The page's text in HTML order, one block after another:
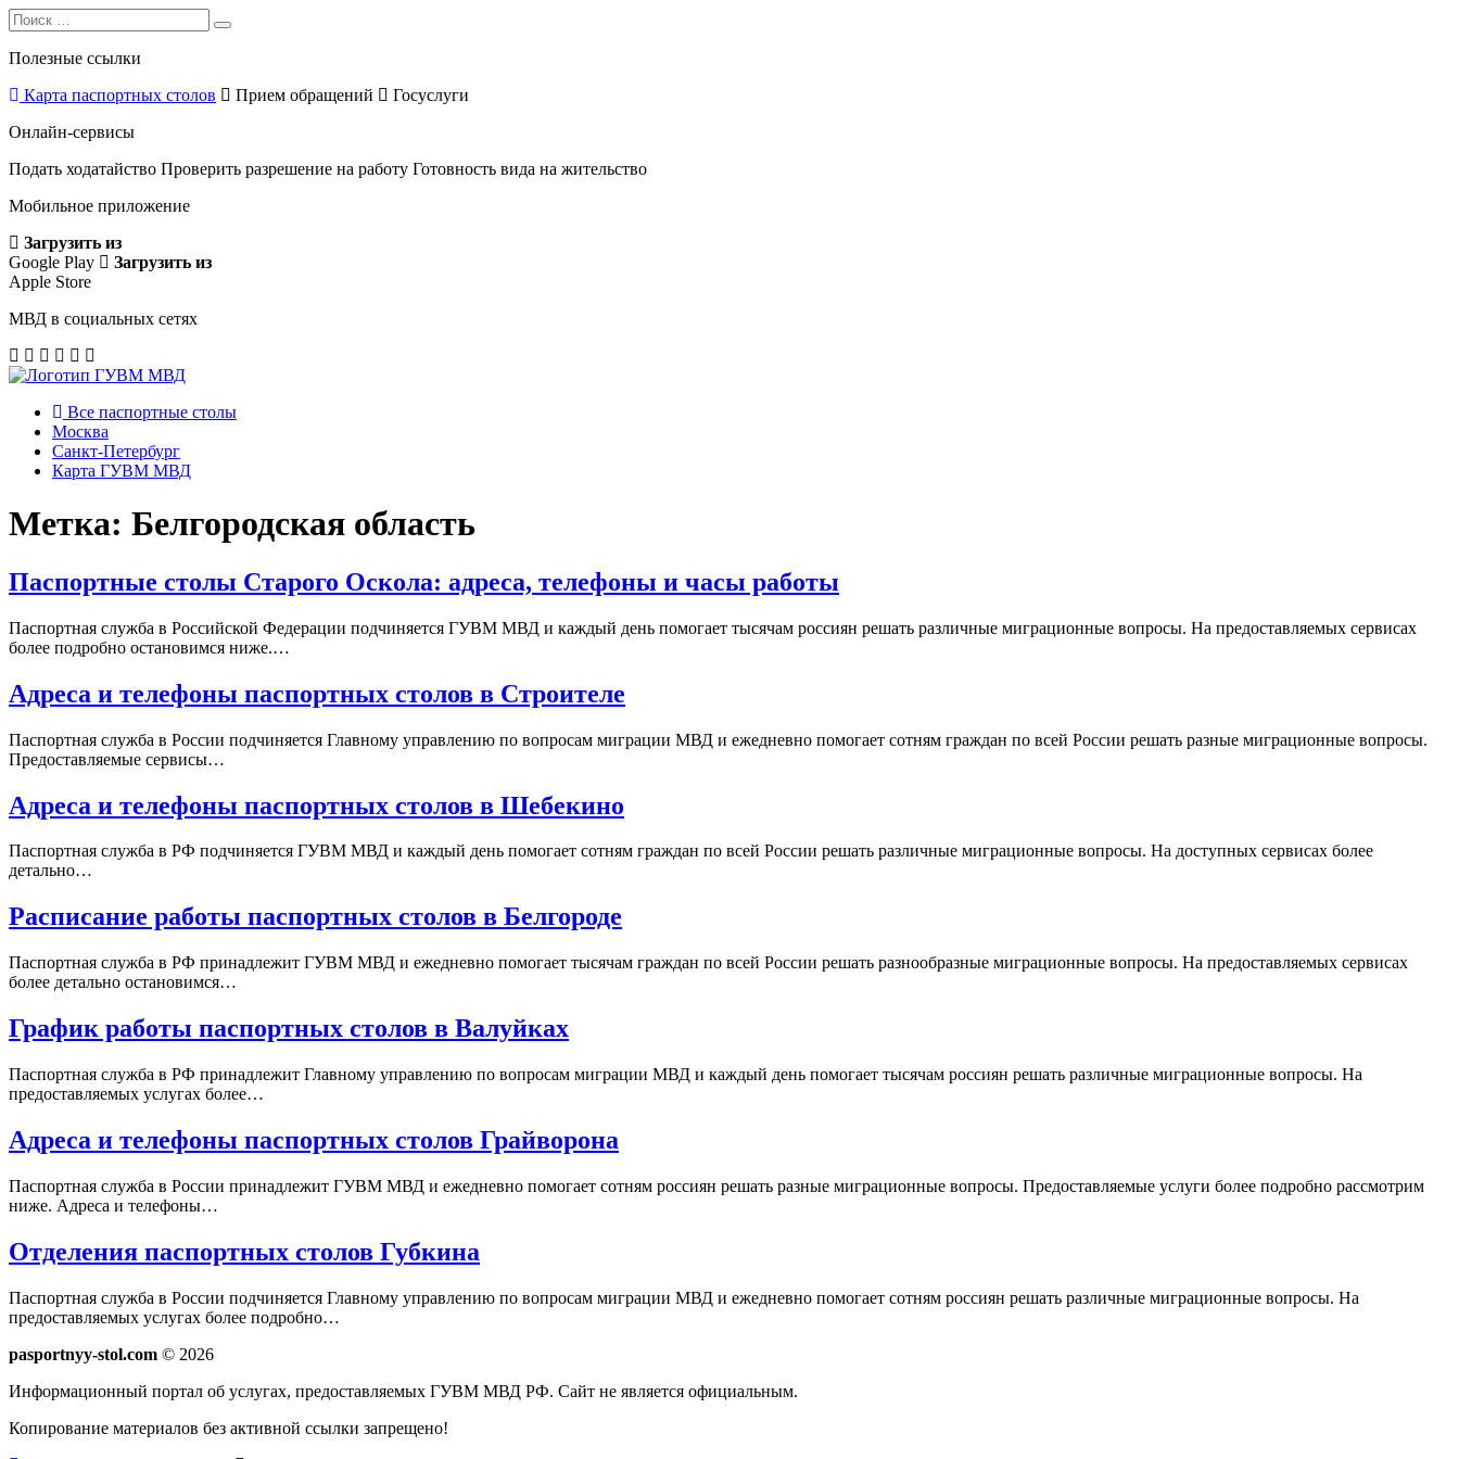
Search
for:
Search
Полезные ссылки
Карта паспортных столов
Прием обращений
Госуслуги
Онлайн-сервисы
Подать ходатайство Проверить разрешение на работу Готовность вида на жительство
Мобильное приложение
Загрузить из
Google Play
Загрузить из
Apple Store
МВД в социальных сетях
Все паспортные столы
Москва
Санкт-Петербург
Карта ГУВМ МВД
Метка: Белгородская область
Паспортные столы Старого Оскола: адреса, телефоны и часы работы
Паспортная служба в Российской Федерации подчиняется ГУВМ МВД и каждый день помогает тысячам россиян решать различные миграционные вопросы. На предоставляемых сервисах
более подробно остановимся ниже.…
Адреса и телефоны паспортных столов в Строителе
Паспортная служба в России подчиняется Главному управлению по вопросам миграции МВД и ежедневно помогает сотням граждан по всей России решать разные миграционные вопросы.
Предоставляемые сервисы…
Адреса и телефоны паспортных столов в Шебекино
Паспортная служба в РФ подчиняется ГУВМ МВД и каждый день помогает сотням граждан по всей России решать различные миграционные вопросы. На доступных сервисах более
детально…
Расписание работы паспортных столов в Белгороде
Паспортная служба в РФ принадлежит ГУВМ МВД и ежедневно помогает тысячам граждан по всей России решать разнообразные миграционные вопросы. На предоставляемых сервисах
более детально остановимся…
График работы паспортных столов в Валуйках
Паспортная служба в РФ принадлежит Главному управлению по вопросам миграции МВД и каждый день помогает тысячам россиян решать различные миграционные вопросы. На
предоставляемых услугах более…
Адреса и телефоны паспортных столов Грайворона
Паспортная служба в России принадлежит ГУВМ МВД и ежедневно помогает сотням россиян решать разные миграционные вопросы. Предоставляемые услуги более подробно рассмотрим
ниже. Адреса и телефоны…
Отделения паспортных столов Губкина
Паспортная служба в России подчиняется Главному управлению по вопросам миграции МВД и ежедневно помогает сотням россиян решать различные миграционные вопросы. На
предоставляемых услугах более подробно…
pasportnyy-stol.com © 2026
Информационный портал об услугах, предоставляемых ГУВМ МВД РФ. Сайт не является официальным.
Копирование материалов без активной ссылки запрещено!